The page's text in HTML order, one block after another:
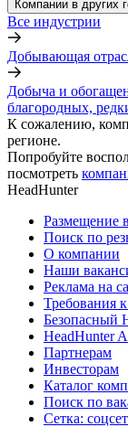
Компании в других
Все индустрии
Добывающая
Добыча и
благородных,
К сожалению,
регионе.
Попробуйте
посмотреть
HeadHunter
Размещение
Поиск по
О компании
Наши
Реклама на
Требования
Безопасный
HeadHunter
Партнерам
Инвесторам
Каталог
Поиск по
Сетка: